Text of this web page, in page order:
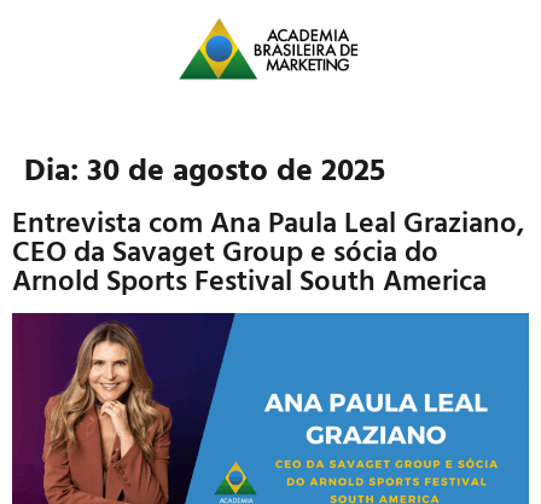
Dia: 30 de agosto de 2025
Entrevista com Ana Paula Leal Graziano,
CEO da Savaget Group e sócia do
Arnold Sports Festival South America